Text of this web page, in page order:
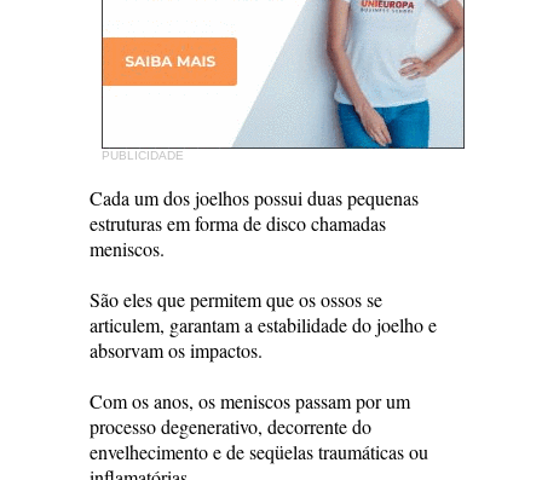
PUBLICIDADE
Cada um dos joelhos possui duas pequenas
estruturas em forma de disco chamadas
meniscos.
São eles que permitem que os ossos se
articulem, garantam a estabilidade do joelho e
absorvam os impactos.
Com os anos, os meniscos passam por um
processo degenerativo, decorrente do
envelhecimento e de seqüelas traumáticas ou